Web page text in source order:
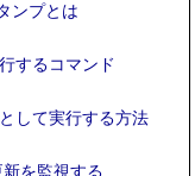
ンプとは
するコマンド
して実行する方法
を監視する